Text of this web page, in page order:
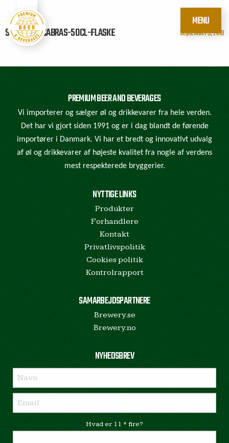
MENU
SOLAN-DE-CABRAS-50CL-FLASKE September 9, 2019
PREMIUM BEER AND BEVERAGES
Vi importerer og sælger øl og drikkevarer fra hele verden.
Det har vi gjort siden 1991 og er i dag blandt de førende
importører i Danmark. Vi har et bredt og innovativt udvalg
af øl og drikkevarer af højeste kvalitet fra nogle af verdens
mest respekterede bryggerier.
NYTTIGE LINKS
Produkter
Forhandlere
Kontakt
Privatlivspolitik
Cookies politik
Kontrolrapport
SAMARBEJDSPARTNERE
Brewery.se
Brewery.no
NYHEDSBREV
Hvad er 11 * fire?